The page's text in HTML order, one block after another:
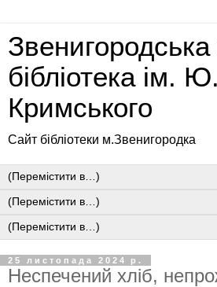
Звенигородська
бібліотека ім.
Кримського
Сайт бібліотеки м.Звенигородка
25 листопада 2024 р.
Неспечений хліб,